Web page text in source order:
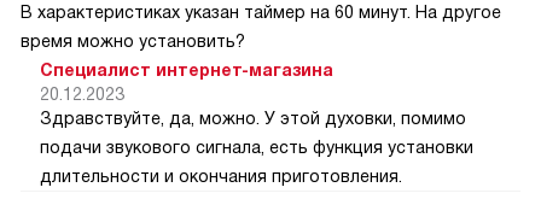
В характеристиках указан таймер на 60 минут. На другое
время можно установить?
Специалист интернет-магазина
20.12.2023
Здравствуйте, да, можно. У этой духовки, помимо
подачи звукового сигнала, есть функция установки
длительности и окончания приготовления.